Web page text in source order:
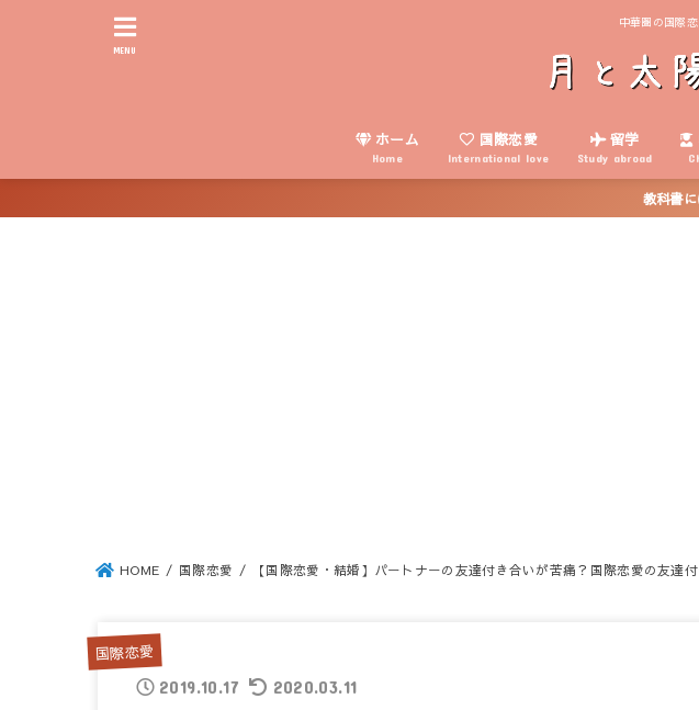
中華圏の国際
ホーム
Home
国際恋愛
International love
留学
Study abroad
MENU
教科書
HOME 国際恋愛 【国際恋愛・結婚】パートナーの友達付き合いが苦痛？国際恋愛の友達付
国際恋愛
2019.10.17 2020.03.11